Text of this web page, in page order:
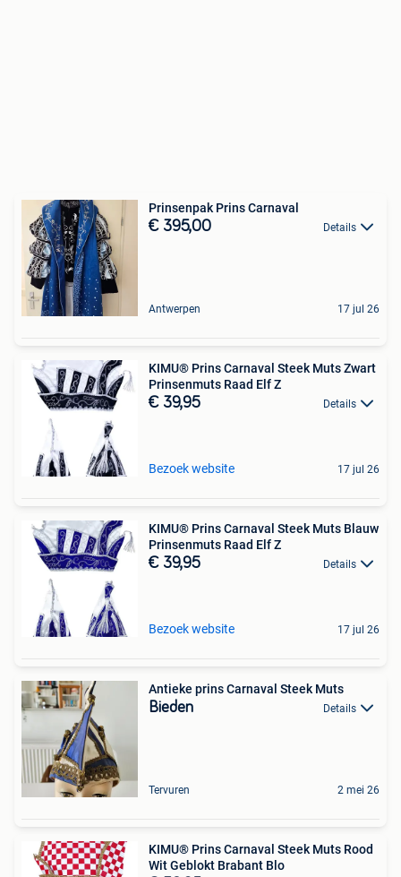
Prinsenpak Prins Carnaval
€ 395,00 Details
Antwerpen 17 jul 26
KIMU® Prins Carnaval Steek Muts Zwart
Prinsenmuts Raad Elf Z
€ 39,95 Details
Bezoek website 17 jul 26
KIMU® Prins Carnaval Steek Muts Blauw
Prinsenmuts Raad Elf Z
€ 39,95 Details
Bezoek website 17 jul 26
Antieke prins Carnaval Steek Muts
Bieden Details
Tervuren 2 mei 26
KIMU® Prins Carnaval Steek Muts Rood
Wit Geblokt Brabant Blo